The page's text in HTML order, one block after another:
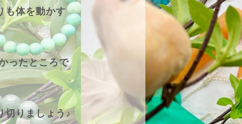
も体を動かす
ったところで
切りましょう♪